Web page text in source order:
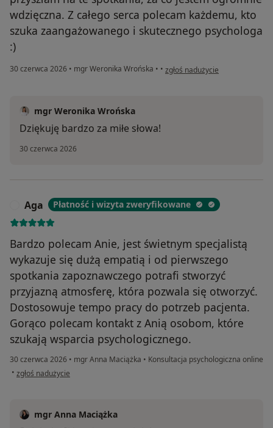
wdzięczna. Z całego serca polecam każdemu, kto
szuka zaangażowanego i skutecznego psychologa
:)
30 czerwca 2026 • mgr Weronika Wrońska • • w opinii użytkownika Paulina P
zgłoś nadużycie
mgr Weronika Wrońska
Dziękuję bardzo za miłe słowa!
30 czerwca 2026
Aga Płatność i wizyta zweryfikowane
Bardzo polecam Anie, jest świetnym specjalistą
wykazuje się dużą empatią i od pierwszego
spotkania zapoznawczego potrafi stworzyć
przyjazną atmosferę, która pozwala się otworzyć.
Dostosowuje tempo pracy do potrzeb pacjenta.
Gorąco polecam kontakt z Anią osobom, które
szukają wsparcia psychologicznego.
30 czerwca 2026 • mgr Anna Maciążka • Konsultacja psychologiczna online
• w opinii użytkownika Aga
zgłoś nadużycie
mgr Anna Maciążka